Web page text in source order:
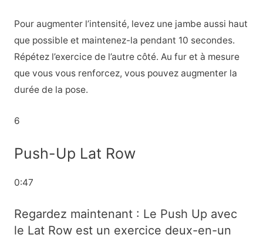
Pour augmenter l’intensité, levez une jambe aussi haut
que possible et maintenez-la pendant 10 secondes.
Répétez l’exercice de l’autre côté. Au fur et à mesure
que vous vous renforcez, vous pouvez augmenter la
durée de la pose.
6
Push-Up Lat Row
0:47
Regardez maintenant : Le Push Up avec
le Lat Row est un exercice deux-en-un